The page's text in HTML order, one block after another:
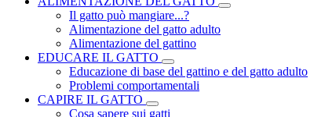
Il gatto può mangiare...?
Alimentazione del gatto adulto
Alimentazione del gattino
EDUCARE IL GATTO
Educazione di base del gattino e del gatto adulto
Problemi comportamentali
CAPIRE IL GATTO
Cosa sapere sui gatti